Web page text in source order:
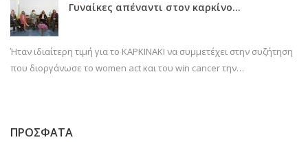
Γυναίκες απέναντι στον καρκίνο…
Ήταν ιδιαίτερη τιμή για το ΚΑΡΚΙΝΑΚΙ να συμμετέχει στην συζήτηση
που διοργάνωσε το women act και του win cancer την…
ΠΡΟΣΦΑΤΑ